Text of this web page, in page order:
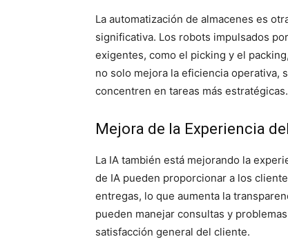
La automatización de almacenes es
significativa. Los robots impulsados
exigentes, como el picking y el
no solo mejora la eficiencia operativa,
concentren en tareas más estratégicas.
Mejora de la Experiencia
La IA también está mejorando la
de IA pueden proporcionar a los
entregas, lo que aumenta la
pueden manejar consultas y
satisfacción general del cliente.